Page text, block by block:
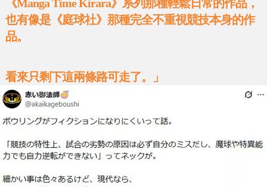
《Manga Time Kirara》系列那種輕鬆日常的作品，
也有像是《庭球社》那種完全不重視競技本身的作
品。
看來只剩下這兩條路可走了。」